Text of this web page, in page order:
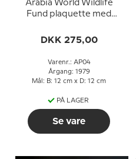
Arabia World Wildlife
Fund plaquette med
DKK 275,00
Varenr.: AP04
Årgang: 1979
Mål: B: 12 cm x D: 12 cm
PÅ LAGER
Se vare